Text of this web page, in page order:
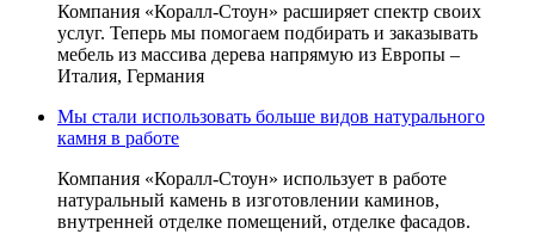
Компания «Коралл-Стоун» расширяет спектр своих
услуг. Теперь мы помогаем подбирать и заказывать
мебель из массива дерева напрямую из Европы –
Италия, Германия
Мы стали использовать больше видов натурального
камня в работе
Компания «Коралл-Стоун» использует в работе
натуральный камень в изготовлении каминов,
внутренней отделке помещений, отделке фасадов.